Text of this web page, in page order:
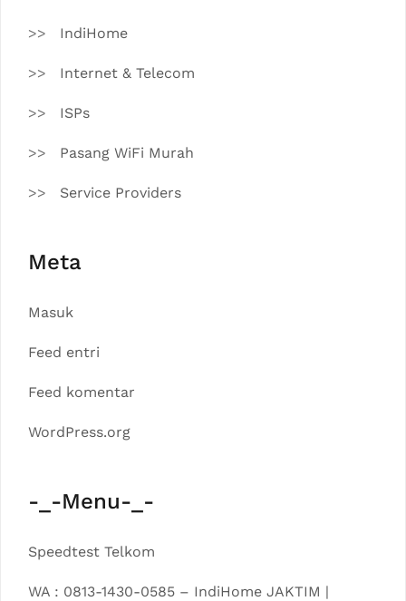
IndiHome
Internet & Telecom
ISPs
Pasang WiFi Murah
Service Providers
Meta
Masuk
Feed entri
Feed komentar
WordPress.org
-_-Menu-_-
Speedtest Telkom
WA : 0813-1430-0585 – IndiHome JAKTIM |